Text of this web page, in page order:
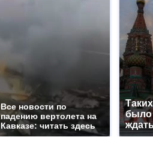
Все новости по
падению вертолета на
Кавказе: читать здесь
было